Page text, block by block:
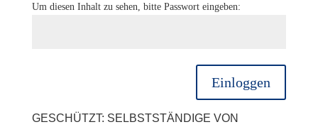
Um diesen Inhalt zu sehen, bitte Passwort eingeben:
Einloggen
GESCHÜTZT: SELBSTSTÄNDIGE VON